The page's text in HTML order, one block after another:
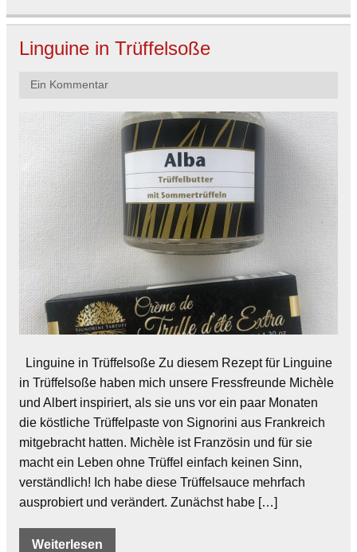
Linguine in Trüffelsoße
Ein Kommentar
Linguine in Trüffelsoße Zu diesem Rezept für Linguine
in Trüffelsoße haben mich unsere Fressfreunde Michèle
und Albert inspiriert, als sie uns vor ein paar Monaten
die köstliche Trüffelpaste von Signorini aus Frankreich
mitgebracht hatten. Michèle ist Französin und für sie
macht ein Leben ohne Trüffel einfach keinen Sinn,
verständlich! Ich habe diese Trüffelsauce mehrfach
ausprobiert und verändert. Zunächst habe […]
Weiterlesen